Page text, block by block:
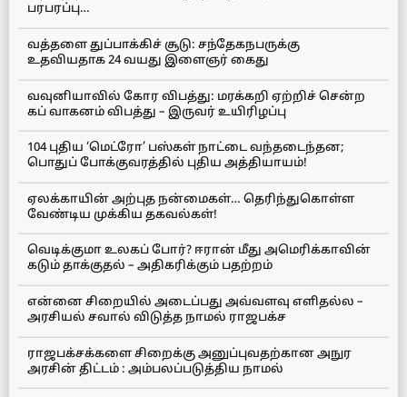
பரபரப்பு…
வத்தளை துப்பாக்கிச் சூடு: சந்தேகநபருக்கு
உதவியதாக 24 வயது இளைஞர் கைது
வவுனியாவில் கோர விபத்து: மரக்கறி ஏற்றிச் சென்ற
கப் வாகனம் விபத்து – இருவர் உயிரிழப்பு
104 புதிய ‘மெட்ரோ’ பஸ்கள் நாட்டை வந்தடைந்தன;
பொதுப் போக்குவரத்தில் புதிய அத்தியாயம்!
ஏலக்காயின் அற்புத நன்மைகள்… தெரிந்துகொள்ள
வேண்டிய முக்கிய தகவல்கள்!
வெடிக்குமா உலகப் போர்? ஈரான் மீது அமெரிக்காவின்
கடும் தாக்குதல் – அதிகரிக்கும் பதற்றம்
என்னை சிறையில் அடைப்பது அவ்வளவு எளிதல்ல –
அரசியல் சவால் விடுத்த நாமல் ராஜபக்ச
ராஜபக்சக்களை சிறைக்கு அனுப்புவதற்கான அநுர
அரசின் திட்டம் : அம்பலப்படுத்திய நாமல்